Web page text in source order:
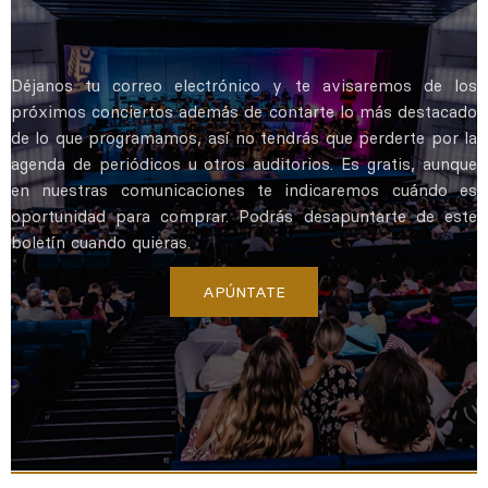
Déjanos tu correo electrónico y te avisaremos de los
próximos conciertos además de contarte lo más destacado
de lo que programamos, así no tendrás que perderte por la
agenda de periódicos u otros auditorios. Es gratis, aunque
en nuestras comunicaciones te indicaremos cuándo es
oportunidad para comprar. Podrás desapuntarte de este
boletín cuando quieras.
APÚNTATE